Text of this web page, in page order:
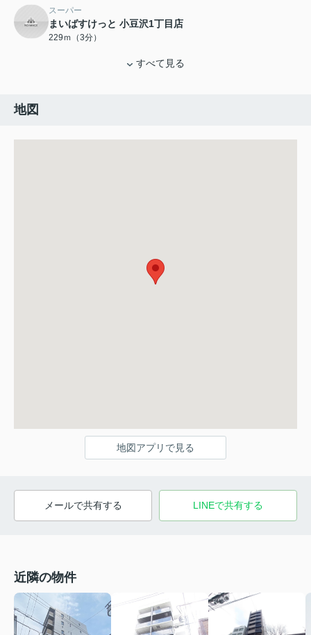
スーパー
まいばすけっと 小豆沢1丁目店
229ｍ（3分）
すべて見る
地図
地図アプリで見る
メールで共有する LINEで共有する
近隣の物件